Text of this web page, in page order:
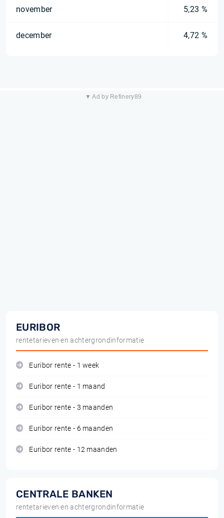
november 5,23 %
december 4,72 %
▼ Ad by Refinery89
EURIBOR
rentetarieven en achtergrondinformatie
Euribor rente - 1 week
Euribor rente - 1 maand
Euribor rente - 3 maanden
Euribor rente - 6 maanden
Euribor rente - 12 maanden
CENTRALE BANKEN
rentetarieven en achtergrondinformatie